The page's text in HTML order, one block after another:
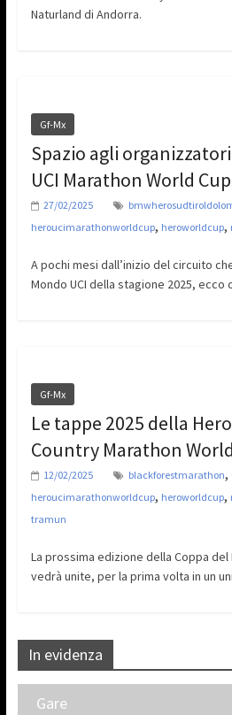
Naturland di Andorra.
Gf-Mx
Spazio agli organizzatori
UCI Marathon World Cup
27/02/2025
heroucimarathonworldcup, heroworldcup,
A pochi mesi dall’inizio del circuito
Mondo UCI della stagione 2025, ecco
Gf-Mx
Le tappe 2025 della
Country Marathon
12/02/2025 blackforestmarathon,
heroucimarathonworldcup, heroworldcup,
tramun
La prossima edizione della Coppa del
vedrà unite, per la prima volta in un
In evidenza
Gare